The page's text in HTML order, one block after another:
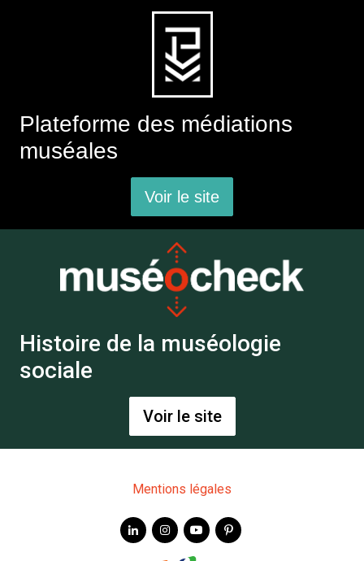
Plateforme des médiations
muséales
Voir le site
Histoire de la muséologie
sociale
Voir le site
Mentions légales